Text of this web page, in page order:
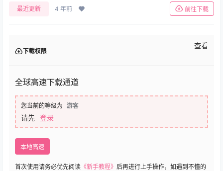
最近更新 4 年前 前往下载
下载权限
查看
全球高速下载通道
您当前的等级为 游客
请先 登录
本地高速
首次使用请务必优先阅读 《新手教程》 后再进行上手操作，如遇到不懂的